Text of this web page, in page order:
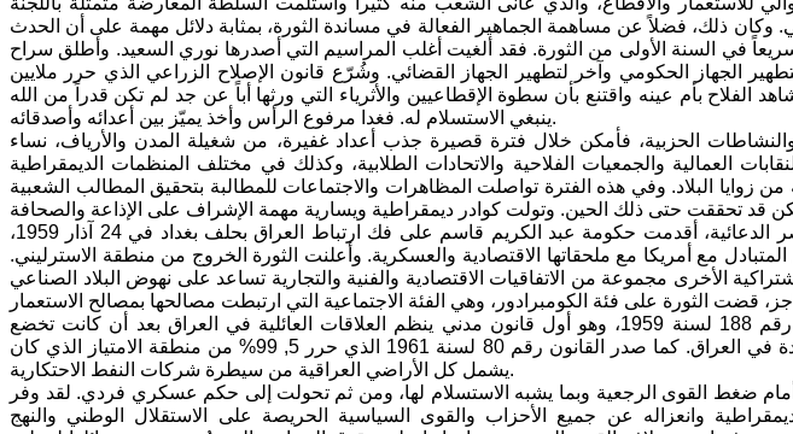
وكان ذلك، فضلاً عن مساهمة الجماهير الفعالة في مساندة الثورة، بمثابة دلائل مهمة على أن الحدث
في السنة الأولى من الثورة. فقد ألغيت أغلب المراسيم التي أصدرها نوري السعيد. وأطلق سراح
الجهاز الحكومي وآخر لتطهير الجهاز القضائي. وشُرّع قانون الإصلاح الزراعي الذي حرر ملايين
الفلاح بأم عينه واقتنع بأن سطوة الإقطاعيين والأثرياء التي ورثها أباً عن جد لم تكن قدراً من الله
ينبغي الاستسلام له. فغدا مرفوع الرأس وأخذ يميّز بين أعدائه وأصدقائه.
الحزبية، فأمكن خلال فترة قصيرة جذب أعداد غفيرة، من شغيلة المدن والأرياف، نساء
العمالية والجمعيات الفلاحية والاتحادات الطلابية، وكذلك في مختلف المنظمات الديمقراطية
زوايا البلاد. وفي هذه الفترة تواصلت المظاهرات والاجتماعات للمطالبة بتحقيق المطالب الشعبية
واستجابة لمطالب الجماهير، ورداً على حملات ناصر الدعائية، أقدمت حكومة عبد الكريم قاسم على فك ارتباط العراق بحلف بغداد في 24 آذار 1959،
المتبادل مع أمريكا مع ملحقاتها الاقتصادية والعسكرية. وأعلنت الثورة الخروج من منطقة الاسترليني.
الأخرى مجموعة من الاتفاقيات الاقتصادية والفنية والتجارية تساعد على نهوض البلاد الصناعي
وأصدرت حكومة الثورة قانون الأحوال الشخصية رقم 188 لسنة 1959، وهو أول قانون مدني ينظم العلاقات العائلية في العراق بعد أن كانت تخضع
لشرائع وأعراف مختلف الطوائف والأديان المتواجدة في العراق. كما صدر القانون رقم 80 لسنة 1961 الذي حرر 5, 99% من منطقة الامتياز الذي كان
يشمل كل الأراضي العراقية من سيطرة شركات النفط الاحتكارية.
أمام ضغط القوى الرجعية وبما يشبه الاستسلام لها، ومن ثم تحولت إلى حكم عسكري فردي. لقد وفر
وانعزاله عن جميع الأحزاب والقوى السياسية الحريصة على الاستقلال الوطني والنهج